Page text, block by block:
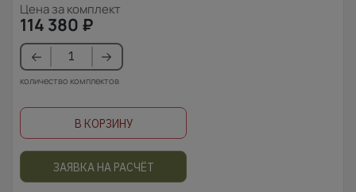
Цена за комплект
114 380 ₽
количество комплектов
В КОРЗИНУ
ЗАЯВКА НА РАСЧЁТ